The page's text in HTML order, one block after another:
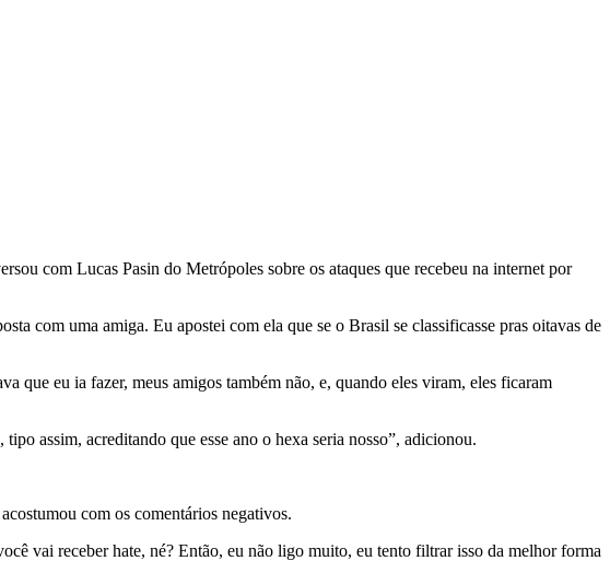
com Lucas Pasin do Metrópoles sobre os ataques que recebeu na internet por
com uma amiga. Eu apostei com ela que se o Brasil se classificasse pras oitavas de
que eu ia fazer, meus amigos também não, e, quando eles viram, eles ficaram
assim, acreditando que esse ano o hexa seria nosso”, adicionou.
com os comentários negativos.
vai receber hate, né? Então, eu não ligo muito, eu tento filtrar isso da melhor forma